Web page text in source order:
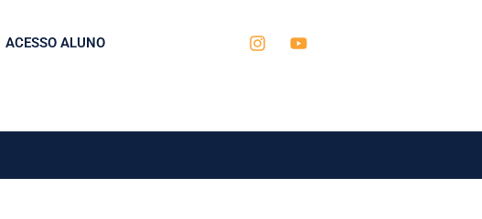
ACESSO ALUNO